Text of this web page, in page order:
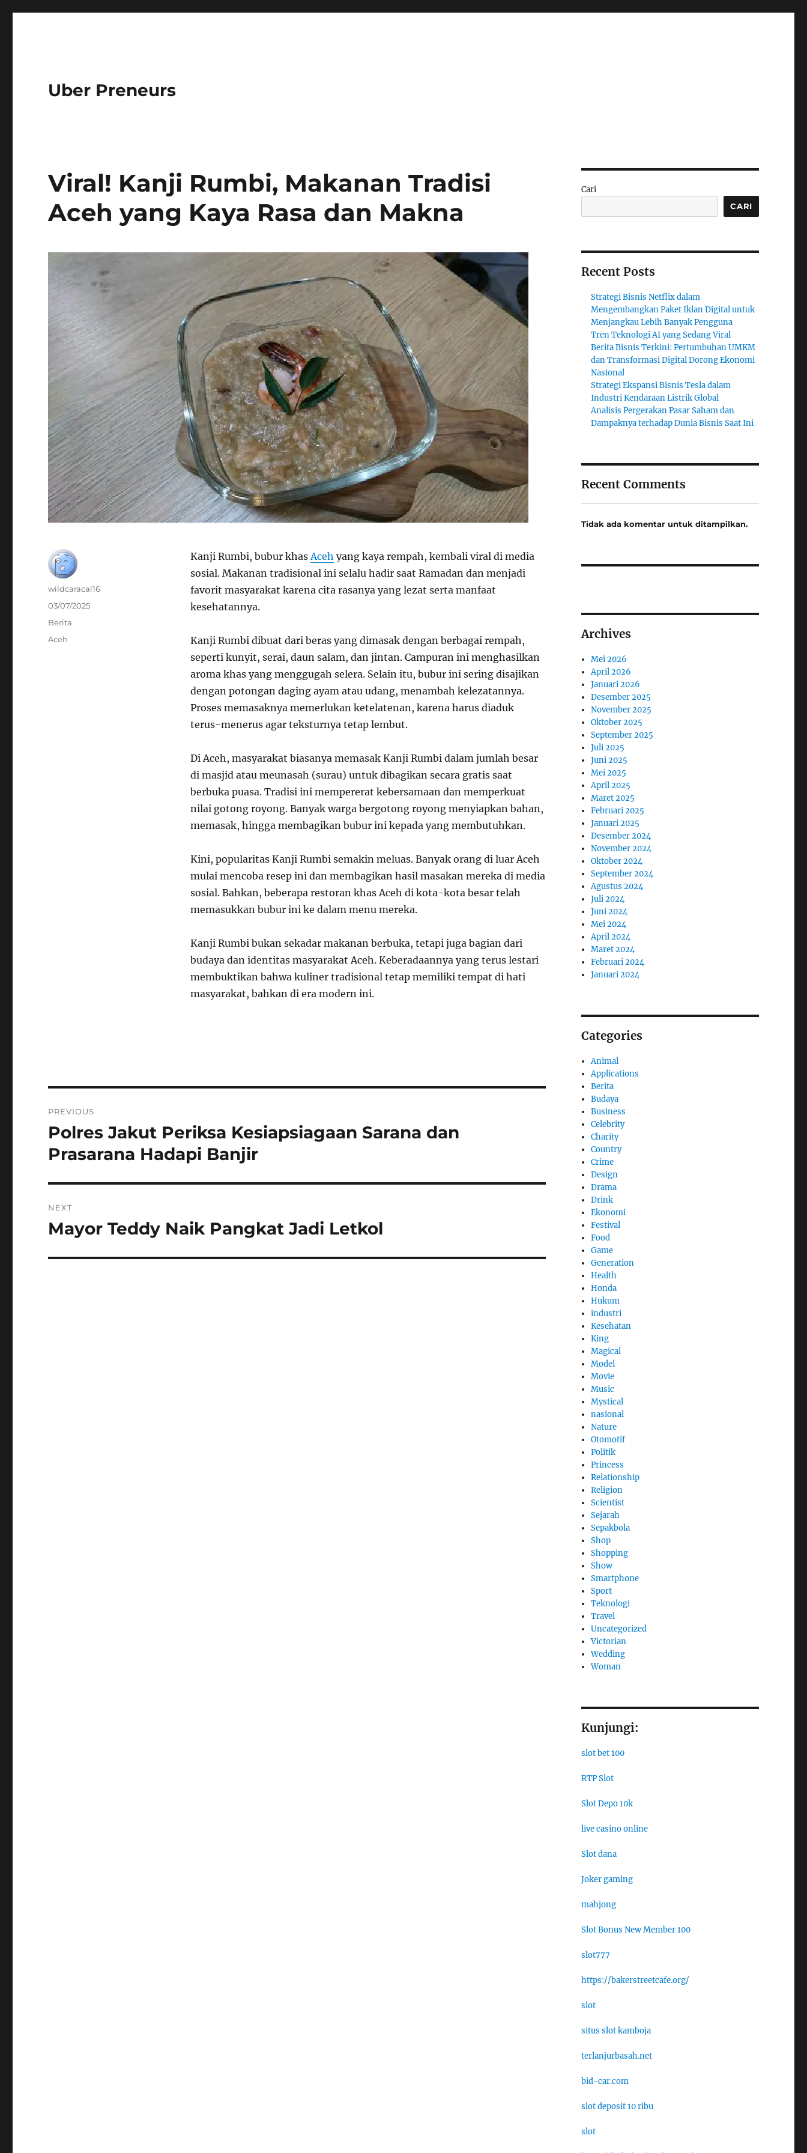
Uber Preneurs
Viral! Kanji Rumbi, Makanan Tradisi
Aceh yang Kaya Rasa dan Makna
Kanji Rumbi, bubur khasAceh yang kaya rempah, kembali viral di media
sosial. Makanan tradisional ini selalu hadir saat Ramadan dan menjadi
favorit masyarakat karena cita rasanya yang lezat serta manfaat
kesehatannya.
Kanji Rumbi dibuat dari beras yang dimasak dengan berbagai rempah,
seperti kunyit, serai, daun salam, dan jintan. Campuran ini menghasilkan
aroma khas yang menggugah selera. Selain itu, bubur ini sering disajikan
dengan potongan daging ayam atau udang, menambah kelezatannya.
Proses memasaknya memerlukan ketelatenan, karena harus diaduk
terus-menerus agar teksturnya tetap lembut.
Di Aceh, masyarakat biasanya memasak Kanji Rumbi dalam jumlah besar
di masjid atau meunasah (surau) untuk dibagikan secara gratis saat
berbuka puasa. Tradisi ini mempererat kebersamaan dan memperkuat
nilai gotong royong. Banyak warga bergotong royong menyiapkan bahan,
memasak, hingga membagikan bubur ini kepada yang membutuhkan.
Kini, popularitas Kanji Rumbi semakin meluas. Banyak orang di luar Aceh
mulai mencoba resep ini dan membagikan hasil masakan mereka di media
sosial. Bahkan, beberapa restoran khas Aceh di kota-kota besar telah
memasukkan bubur ini ke dalam menu mereka.
Kanji Rumbi bukan sekadar makanan berbuka, tetapi juga bagian dari
budaya dan identitas masyarakat Aceh. Keberadaannya yang terus lestari
membuktikan bahwa kuliner tradisional tetap memiliki tempat di hati
masyarakat, bahkan di era modern ini.
Author
wildcaracal16
Posted
03/07/2025
Categories
Berita
Tags
Aceh
pos
PREVIOUS
Previous
post:
Polres Jakut Periksa Kesiapsiagaan Sarana dan
Prasarana Hadapi Banjir
NEXT
Next
Mayor Teddy Naik Pangkat Jadi Letkol
Cari
CARI
Recent Posts
Strategi Bisnis Netflix dalam
Mengembangkan Paket Iklan Digital untuk
Menjangkau Lebih Banyak Pengguna
Tren Teknologi AI yang Sedang Viral
Berita Bisnis Terkini: Pertumbuhan UMKM
dan Transformasi Digital Dorong Ekonomi
Nasional
Strategi Ekspansi Bisnis Tesla dalam
Industri Kendaraan Listrik Global
Analisis Pergerakan Pasar Saham dan
Dampaknya terhadap Dunia Bisnis Saat Ini
Recent Comments
Tidak ada komentar untuk ditampilkan.
Archives
Mei 2026
April 2026
Januari 2026
Desember 2025
November 2025
Oktober 2025
September 2025
Juli 2025
Juni 2025
Mei 2025
April 2025
Maret 2025
Februari 2025
Januari 2025
Desember 2024
November 2024
Oktober 2024
September 2024
Agustus 2024
Juli 2024
Juni 2024
Mei 2024
April 2024
Maret 2024
Februari 2024
Januari 2024
Categories
Animal
Applications
Berita
Budaya
Business
Celebrity
Charity
Country
Crime
Design
Drama
Drink
Ekonomi
Festival
Food
Game
Generation
Health
Honda
Hukum
industri
Kesehatan
King
Magical
Model
Movie
Music
Mystical
nasional
Nature
Otomotif
Politik
Princess
Relationship
Religion
Scientist
Sejarah
Sepakbola
Shop
Shopping
Show
Smartphone
Sport
Teknologi
Travel
Uncategorized
Victorian
Wedding
Woman
Kunjungi:
slot bet 100
RTP Slot
Slot Depo 10k
live casino online
Slot dana
Joker gaming
mahjong
Slot Bonus New Member 100
slot777
https://bakerstreetcafe.org/
slot
situs slot kamboja
terlanjurbasah.net
bid-car.com
slot deposit 10 ribu
slot